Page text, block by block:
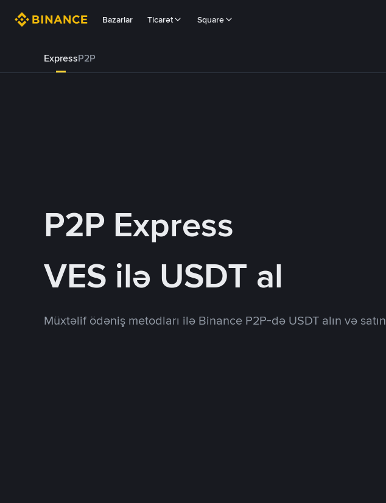
Bazarlar Ticarət Square
ExpressP2P
P2P Express
VES ilə USDT al
Müxtəlif ödəniş metodları ilə Binance P2P-də USDT alın və satın